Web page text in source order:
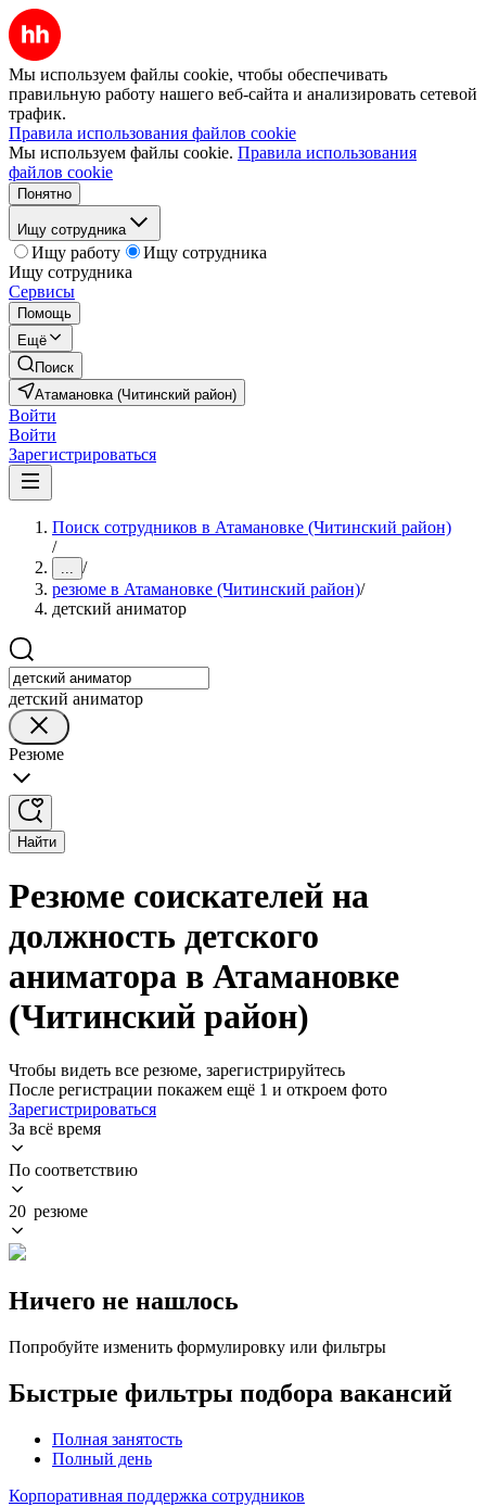
Мы используем файлы cookie, чтобы обеспечивать
правильную работу нашего веб-сайта и анализировать сетевой
трафик.
Правила использования файлов cookie
Мы используем файлы cookie. Правила использования
файлов cookie
Понятно
Ищу сотрудника
Ищу работу
Ищу сотрудника
Ищу сотрудника
Сервисы
Помощь
Ещё
Поиск
Атамановка (Читинский район)
Войти
Войти
Зарегистрироваться
Поиск сотрудников в Атамановке (Читинский район)
/
... /
резюме в Атамановке (Читинский район)/
детский аниматор
детский аниматор
Резюме
Найти
Резюме соискателей на
должность детского
аниматора в Атамановке
(Читинский район)
Чтобы видеть все резюме, зарегистрируйтесь
После регистрации покажем ещё 1 и откроем фото
Зарегистрироваться
За всё время
По соответствию
20 резюме
Ничего не нашлось
Попробуйте изменить формулировку или фильтры
Быстрые фильтры подбора вакансий
Полная занятость
Полный день
Корпоративная поддержка сотрудников